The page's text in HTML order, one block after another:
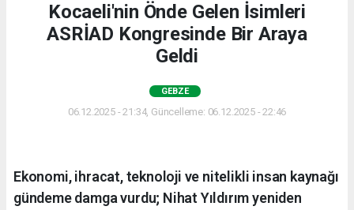
Kocaeli'nin Önde Gelen İsimleri
ASRİAD Kongresinde Bir Araya
Geldi
GEBZE
06.12.2025 - 21:34, Güncelleme: 06.12.2025 - 22:46
Ekonomi, ihracat, teknoloji ve nitelikli insan kaynağı
gündeme damga vurdu; Nihat Yıldırım yeniden